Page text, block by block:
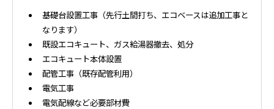
基礎台設置工事（先行土間打ち、エコベースは追加工事と
なります）
既設エコキュート、ガス給湯器撤去、処分
エコキュート本体設置
配管工事（既存配管利用）
電気工事
電気配線など必要部材費